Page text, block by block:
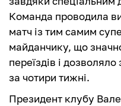
Команда проводила
матч із тим самим
майданчику, що
переїздів і
за чотири тижні.
Президент клубу